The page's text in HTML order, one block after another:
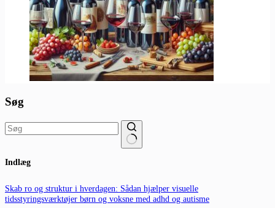
Søg
resultater
Indlæg
Skab ro og struktur i hverdagen: Sådan hjælper visuelle
tidsstyringsværktøjer børn og voksne med adhd og autisme